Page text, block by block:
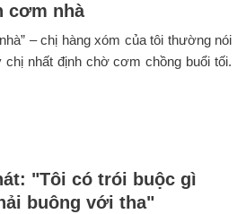
cơm nhà
– chị hàng xóm của tôi thường nói
nhất định chờ cơm chồng buổi tối.
"Tôi có trói buộc gì
buông với tha"